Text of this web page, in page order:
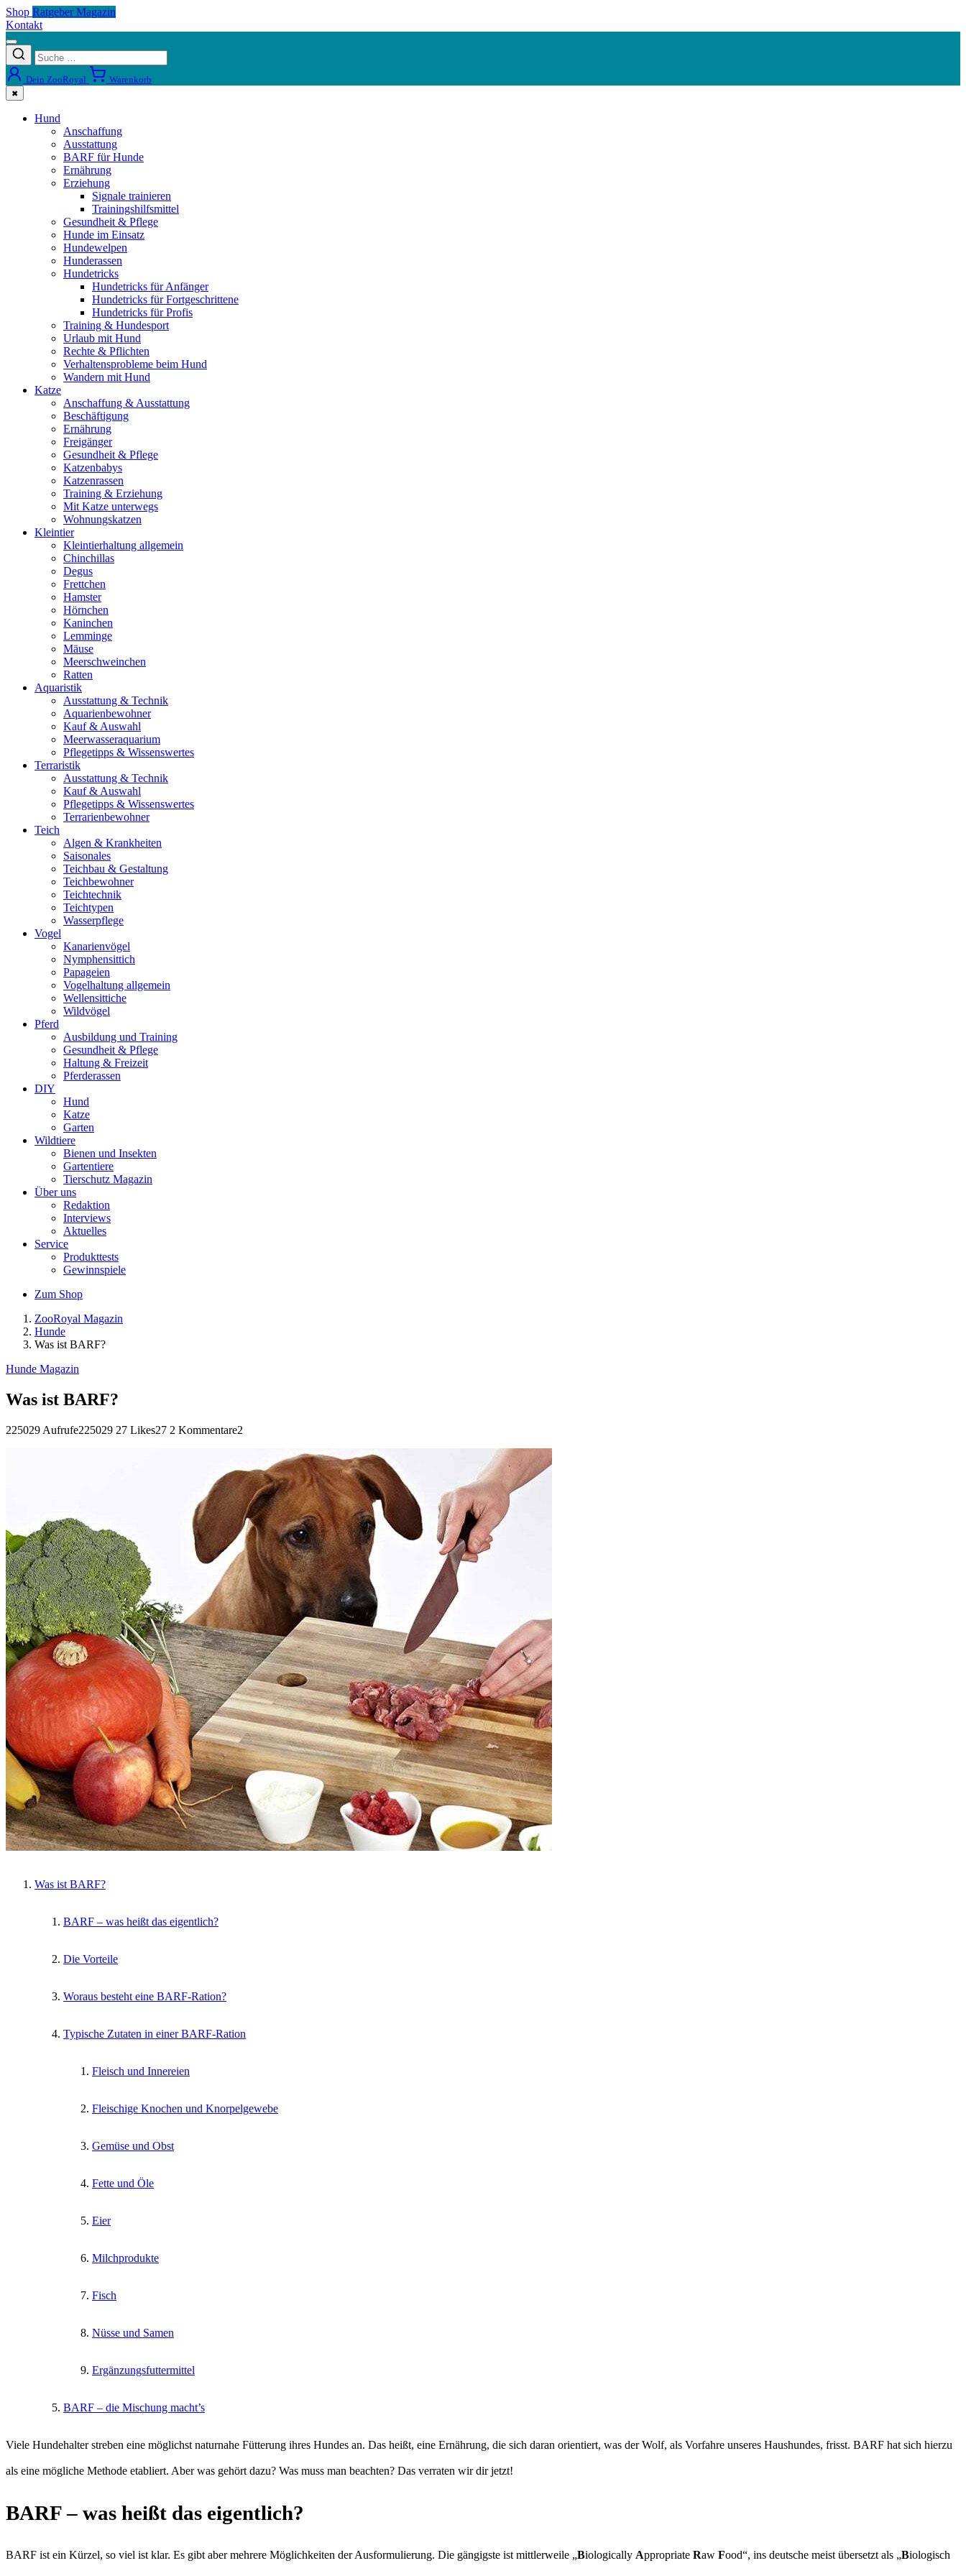
Shop Ratgeber Magazin
Kontakt
Dein ZooRoyal Warenkorb
✖
Hund
Anschaffung
Ausstattung
BARF für Hunde
Ernährung
Erziehung
Signale trainieren
Trainingshilfsmittel
Gesundheit & Pflege
Hunde im Einsatz
Hundewelpen
Hunderassen
Hundetricks
Hundetricks für Anfänger
Hundetricks für Fortgeschrittene
Hundetricks für Profis
Training & Hundesport
Urlaub mit Hund
Rechte & Pflichten
Verhaltensprobleme beim Hund
Wandern mit Hund
Katze
Anschaffung & Ausstattung
Beschäftigung
Ernährung
Freigänger
Gesundheit & Pflege
Katzenbabys
Katzenrassen
Training & Erziehung
Mit Katze unterwegs
Wohnungskatzen
Kleintier
Kleintierhaltung allgemein
Chinchillas
Degus
Frettchen
Hamster
Hörnchen
Kaninchen
Lemminge
Mäuse
Meerschweinchen
Ratten
Aquaristik
Ausstattung & Technik
Aquarienbewohner
Kauf & Auswahl
Meerwasseraquarium
Pflegetipps & Wissenswertes
Terraristik
Ausstattung & Technik
Kauf & Auswahl
Pflegetipps & Wissenswertes
Terrarienbewohner
Teich
Algen & Krankheiten
Saisonales
Teichbau & Gestaltung
Teichbewohner
Teichtechnik
Teichtypen
Wasserpflege
Vogel
Kanarienvögel
Nymphensittich
Papageien
Vogelhaltung allgemein
Wellensittiche
Wildvögel
Pferd
Ausbildung und Training
Gesundheit & Pflege
Haltung & Freizeit
Pferderassen
DIY
Hund
Katze
Garten
Wildtiere
Bienen und Insekten
Gartentiere
Tierschutz Magazin
Über uns
Redaktion
Interviews
Aktuelles
Service
Produkttests
Gewinnspiele
Zum Shop
ZooRoyal Magazin
Hunde
Was ist BARF?
Hunde Magazin
Was ist BARF?
225029 Aufrufe225029 27 Likes27 2 Kommentare2
Was ist BARF?
BARF – was heißt das eigentlich?
Die Vorteile
Woraus besteht eine BARF-Ration?
Typische Zutaten in einer BARF-Ration
Fleisch und Innereien
Fleischige Knochen und Knorpelgewebe
Gemüse und Obst
Fette und Öle
Eier
Milchprodukte
Fisch
Nüsse und Samen
Ergänzungsfuttermittel
BARF – die Mischung macht’s
Viele Hundehalter streben eine möglichst naturnahe Fütterung ihres Hundes an. Das heißt, eine Ernährung, die sich daran orientiert, was der Wolf, als Vorfahre unseres Haushundes, frisst. BARF hat sich hierzu
als eine mögliche Methode etabliert. Aber was gehört dazu? Was muss man beachten? Das verraten wir dir jetzt!
BARF – was heißt das eigentlich?
BARF ist ein Kürzel, so viel ist klar. Es gibt aber mehrere Möglichkeiten der Ausformulierung. Die gängigste ist mittlerweile „Biologically Appropriate Raw Food“, ins deutsche meist übersetzt als „Biologisch